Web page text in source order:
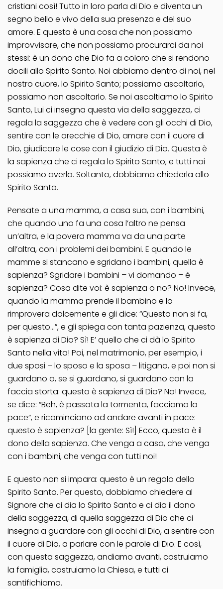
cristiani così! Tutto in loro parla di Dio e diventa un
segno bello e vivo della sua presenza e del suo
amore. E questa è una cosa che non possiamo
improvvisare, che non possiamo procurarci da noi
stessi: è un dono che Dio fa a coloro che si rendono
docili allo Spirito Santo. Noi abbiamo dentro di noi, nel
nostro cuore, lo Spirito Santo; possiamo ascoltarlo,
possiamo non ascoltarlo. Se noi ascoltiamo lo Spirito
Santo, Lui ci insegna questa via della saggezza, ci
regala la saggezza che è vedere con gli occhi di Dio,
sentire con le orecchie di Dio, amare con il cuore di
Dio, giudicare le cose con il giudizio di Dio. Questa è
la sapienza che ci regala lo Spirito Santo, e tutti noi
possiamo averla. Soltanto, dobbiamo chiederla allo
Spirito Santo.
Pensate a una mamma, a casa sua, con i bambini,
che quando uno fa una cosa l’altro ne pensa
un’altra, e la povera mamma va da una parte
all’altra, con i problemi dei bambini. E quando le
mamme si stancano e sgridano i bambini, quella è
sapienza? Sgridare i bambini – vi domando – è
sapienza? Cosa dite voi: è sapienza o no? No! Invece,
quando la mamma prende il bambino e lo
rimprovera dolcemente e gli dice: “Questo non si fa,
per questo…”, e gli spiega con tanta pazienza, questo
è sapienza di Dio? Sì! E’ quello che ci dà lo Spirito
Santo nella vita! Poi, nel matrimonio, per esempio, i
due sposi – lo sposo e la sposa – litigano, e poi non si
guardano o, se si guardano, si guardano con la
faccia storta: questo è sapienza di Dio? No! Invece,
se dice: “Beh, è passata la tormenta, facciamo la
pace”, e ricominciano ad andare avanti in pace:
questo è sapienza? [la gente: Sì!] Ecco, questo è il
dono della sapienza. Che venga a casa, che venga
con i bambini, che venga con tutti noi!
E questo non si impara: questo è un regalo dello
Spirito Santo. Per questo, dobbiamo chiedere al
Signore che ci dia lo Spirito Santo e ci dia il dono
della saggezza, di quella saggezza di Dio che ci
insegna a guardare con gli occhi di Dio, a sentire con
il cuore di Dio, a parlare con le parole di Dio. E così,
con questa saggezza, andiamo avanti, costruiamo
la famiglia, costruiamo la Chiesa, e tutti ci
santifichiamo.